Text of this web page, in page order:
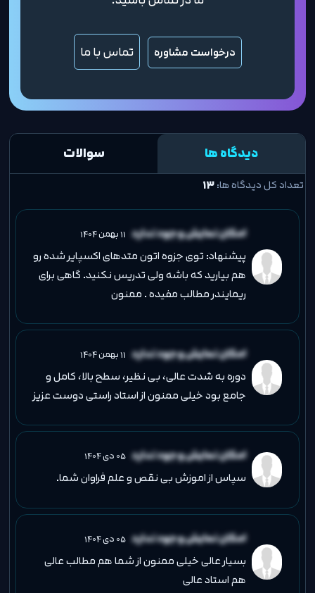
درخواست مشاوره تماس با ما
دیدگاه ها سوالات
تعداد کل دیدگاه ها:۱۳
امکان نمایش وجود ندارد 11 بهمن 1404
پیشنهاد: توی جزوه اتون متدهای اکسپایر شده رو
هم بیارید که باشه ولی تدریس نکنید. گاهی برای
ریمایندر مطالب مفیده . ممنون
امکان نمایش وجود ندارد 11 بهمن 1404
دوره به شدت عالی، بی نظیر، سطح بالا، کامل و
جامع بود خیلی ممنون از استاد راستی دوست عزیز
امکان نمایش وجود ندارد 05 دی 1404
سپاس از اموزش بی نقص و علم فراوان شما.
امکان نمایش وجود ندارد 05 دی 1404
بسیار عالی خیلی ممنون از شما هم مطالب عالی
هم استاد عالی